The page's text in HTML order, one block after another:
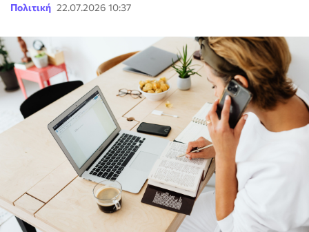
Πολιτική 22.07.2026 10:37